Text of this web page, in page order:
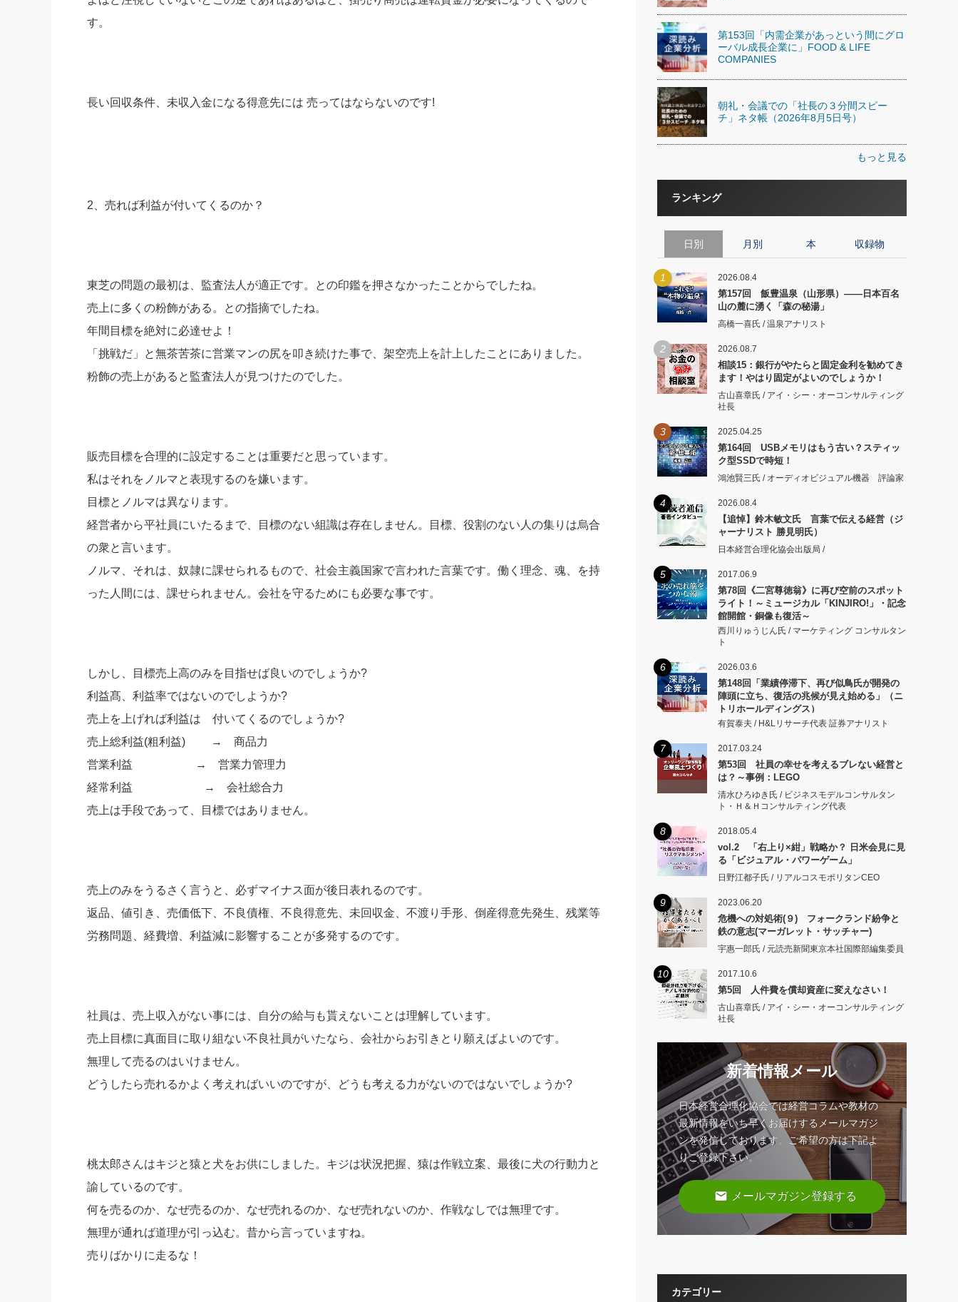
す。
長い回収条件、未収入金になる得意先には 売ってはならないのです!
2、売れば利益が付いてくるのか？
東芝の問題の最初は、監査法人が適正です。との印鑑を押さなかったことからでしたね。
売上に多くの粉飾がある。との指摘でしたね。
年間目標を絶対に必達せよ！
「挑戦だ」と無茶苦茶に営業マンの尻を叩き続けた事で、架空売上を計上したことにありました。
粉飾の売上があると監査法人が見つけたのでした。
販売目標を合理的に設定することは重要だと思っています。
私はそれをノルマと表現するのを嫌います。
目標とノルマは異なります。
経営者から平社員にいたるまで、目標のない組識は存在しません。目標、役割のない人の集りは烏合
の衆と言います。
ノルマ、それは、奴隷に課せられるもので、社会主義国家で言われた言葉です。働く理念、魂、を持
った人間には、課せられません。会社を守るためにも必要な事です。
しかし、目標売上高のみを目指せば良いのでしょうか?
利益髙、利益率ではないのでしようか?
売上を上げれば利益は 付いてくるのでしょうか?
売上総利益(粗利益) → 商品力
営業利益 → 営業力管理力
経常利益 → 会社総合力
売上は手段であって、目標ではありません。
売上のみをうるさく言うと、必ずマイナス面が後日表れるのです。
返品、値引き、売価低下、不良債権、不良得意先、未回収金、不渡り手形、倒産得意先発生、残業等
労務問題、経費増、利益減に影響することが多発するのです。
社員は、売上収入がない事には、自分の給与も貰えないことは理解しています。
売上目標に真面目に取り組ない不良社員がいたなら、会社からお引きとり願えばよいのです。
無理して売るのはいけません。
どうしたら売れるかよく考えればいいのですが、どうも考える力がないのではないでしょうか?
桃太郎さんはキジと猿と犬をお供にしました。キジは状況把握、猿は作戦立案、最後に犬の行動力と
諭しているのです。
何を売るのか、なぜ売るのか、なぜ売れるのか、なぜ売れないのか、作戦なしでは無理です。
無理が通れば道理が引っ込む。昔から言っていますね。
売りばかりに走るな！
第153回「内需企業があっという間にグロ
ーバル成長企業に」FOOD & LIFE
COMPANIES
朝礼・会議での「社長の３分間スピー
チ」ネタ帳（2026年8月5日号）
もっと見る
ランキング
日別 月別 本 収録物
1 2026.08.4
第157回 飯豊温泉（山形県）――日本百名
山の麓に湧く「森の秘湯」
高橋一喜氏 / 温泉アナリスト
2 2026.08.7
相談15：銀行がやたらと固定金利を勧めてき
ます！やはり固定がよいのでしょうか！
古山喜章氏 / アイ・シー・オーコンサルティング
社長
3 2025.04.25
第164回 USBメモリはもう古い？スティッ
ク型SSDで時短！
鴻池賢三氏 / オーディオビジュアル機器 評論家
4 2026.08.4
【追悼】鈴木敏文氏 言葉で伝える経営（ジ
ャーナリスト 勝見明氏）
日本経営合理化協会出版局 /
5 2017.06.9
第78回《二宮尊徳翁》に再び空前のスポット
ライト！～ミュージカル「KINJIRO!」・記念
館開館・銅像も復活～
西川りゅうじん氏 / マーケティング コンサルタン
ト
6 2026.03.6
第148回「業績停滞下、再び似鳥氏が開発の
陣頭に立ち、復活の兆候が見え始める」（ニ
トリホールディングス）
有賀泰夫 / H&Lリサーチ代表 証券アナリスト
7 2017.03.24
第53回 社員の幸せを考えるブレない経営と
は？～事例：LEGO
清水ひろゆき氏 / ビジネスモデルコンサルタン
ト・Ｈ＆Ｈコンサルティング代表
8 2018.05.4
vol.2 「右上り×紺」戦略か？ 日米会見に見
る「ビジュアル・パワーゲーム」
日野江都子氏 / リアルコスモポリタンCEO
9 2023.06.20
危機への対処術(９) フォークランド紛争と
鉄の意志(マーガレット・サッチャー)
宇惠一郎氏 / 元読売新聞東京本社国際部編集委員
10 2017.10.6
第5回 人件費を償却資産に変えなさい！
古山喜章氏 / アイ・シー・オーコンサルティング
社長
新着情報メール
日本経営合理化協会では経営コラムや教材の
最新情報をいち早くお届けするメールマガジ
ンを発信しております。ご希望の方は下記よ
りご登録下さい。
email メールマガジン登録する
カテゴリー